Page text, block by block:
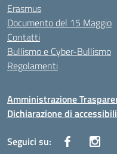
Erasmus
Documento del 15 Maggio
Contatti
Bullismo e Cyber-Bullismo
Regolamenti
Amministrazione
Dichiarazione di
Seguici su: